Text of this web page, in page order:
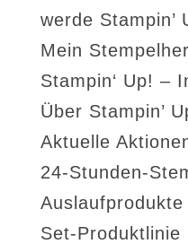
werde Stampin’
Mein
Stampin‘ Up! –
Über Stampin’
Aktuelle
24-Stunden-
Auslaufprodukte
Set-Produktlinie